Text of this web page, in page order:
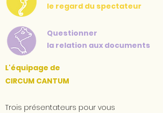
le regard du spectateur
Questionner
la relation aux documents
L'équipage de
CIRCUM CANTUM
Trois présentateurs pour vous